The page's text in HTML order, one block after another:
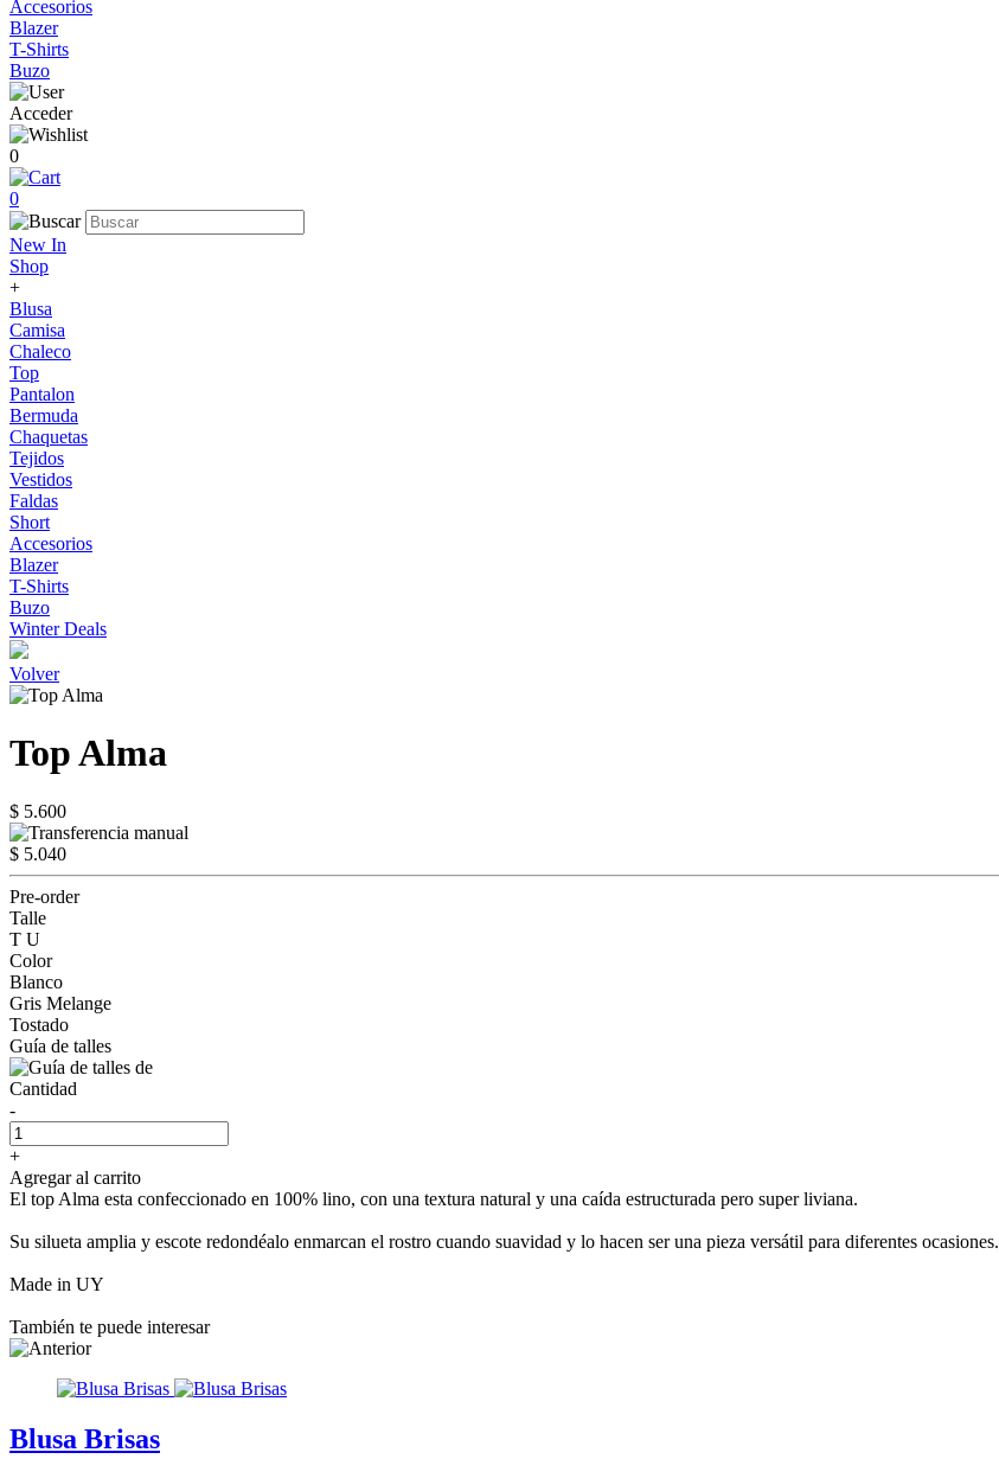
Accesorios
Blazer
T-Shirts
Buzo
Acceder
0
0
New In
Shop
+
Blusa
Camisa
Chaleco
Top
Pantalon
Bermuda
Chaquetas
Tejidos
Vestidos
Faldas
Short
Accesorios
Blazer
T-Shirts
Buzo
Winter Deals
Volver
Top Alma
$ 5.600
$ 5.040
Pre-order
Talle
T U
Color
Blanco
Gris Melange
Tostado
Guía de talles
Cantidad
-
+
Agregar al carrito
El top Alma esta confeccionado en 100% lino, con una textura natural y una caída estructurada pero super liviana.
Su silueta amplia y escote redondéalo enmarcan el rostro cuando suavidad y lo hacen ser una pieza versátil para diferentes ocasiones.
Made in UY
También te puede interesar
Blusa Brisas